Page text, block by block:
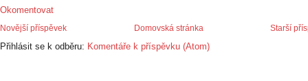
Okomentovat
Novější příspěvek Starší
Domovská stránka
Přihlásit se k odběru: Komentáře k příspěvku (Atom)